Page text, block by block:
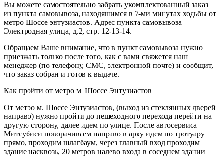
Вы можете самостоятельно забрать укомплектованный заказ
из пункта самовывоза, находящимся в 7-ми минутах ходьбы от
метро Шоссе энтузиастов. Адрес пункта самовывоза
Электродная улица, д.2, стр. 12-13-14.
Обращаем Ваше внимание, что в пункт самовывоза нужно
приезжать только после того, как с вами свяжется наш
менеджер (по телефону, СМС, электронной почте) и сообщит,
что заказ собран и готов к выдаче.
Как пройти от метро м. Шоссе Энтузиастов
От метро м. Шоссе Энтузиастов, (выход из стеклянных дверей
направо) нужно пройти до пешеходного перехода перейти на
другую сторону, далее идем по улице. После автосервиса
Митсубиси поворачиваем направо в арку идем по тротуару
прямо, проходим шлагбаум, через главный вход проходим
здание насквозь, 20 метров налево входа в соседнем здании